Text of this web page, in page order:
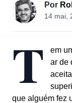
Por
14 mai,
T
em
ar de
que alguém fez